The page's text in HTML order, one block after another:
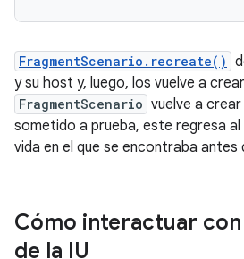
FragmentScenario.recreate()
y su host y, luego, los vuelve a
FragmentScenario vuelve a
sometido a prueba, este regresa
vida en el que se encontraba antes
Cómo interactuar
de la IU